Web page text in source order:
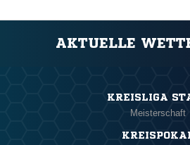
AKTUELLE
KREISLIGA
Meisterschaft